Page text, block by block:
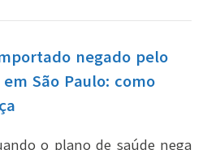
negado pelo
São Paulo: como
o plano de saúde nega